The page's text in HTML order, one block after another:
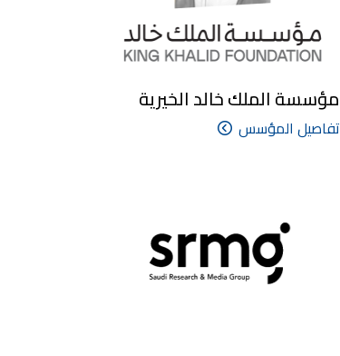
مؤسسة الملك خالد الخيرية
تفاصيل المؤسس